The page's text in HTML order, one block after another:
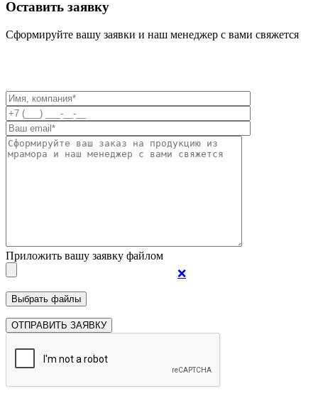
Оставить заявку
Сформируйте вашу заявки и наш менеджер с вами свяжется
Приложить вашу заявку файлом
❌